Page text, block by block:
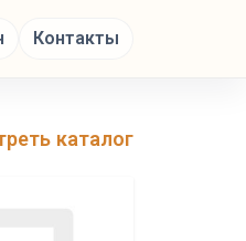
Контакты
каталог